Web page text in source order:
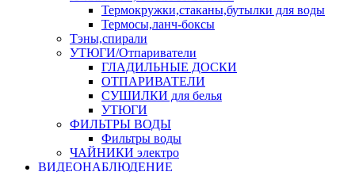
Термокружки,стаканы,бутылки для воды
Термосы,ланч-боксы
Тэны,спирали
УТЮГИ/Отпариватели
ГЛАДИЛЬНЫЕ ДОСКИ
ОТПАРИВАТЕЛИ
СУШИЛКИ для белья
УТЮГИ
ФИЛЬТРЫ ВОДЫ
Фильтры воды
ЧАЙНИКИ электро
ВИДЕОНАБЛЮДЕНИЕ